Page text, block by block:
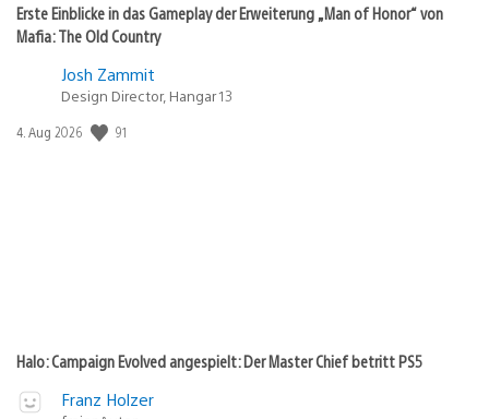
Erste Einblicke in das Gameplay der Erweiterung „Man of Honor“ von
Mafia: The Old Country
Josh Zammit
Design Director, Hangar 13
Veröffentlichungsdatum:
4. Aug 2026 91
Halo: Campaign Evolved angespielt: Der Master Chief betritt PS5
Franz Holzer